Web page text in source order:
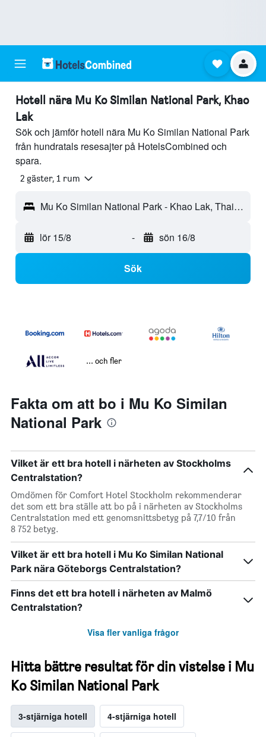
Hotell nära Mu Ko Similan National Park, Khao
Lak
Sök och jämför hotell nära Mu Ko Similan National Park
från hundratals resesajter på HotelsCombined och
spara.
2 gäster, 1 rum
Mu Ko Similan National Park - Khao Lak, Thailand
lör 15/8 - sön 16/8
Sök
... och fler
Fakta om att bo i Mu Ko Similan
National Park
Vilket är ett bra hotell i närheten av Stockholms
Centralstation?
Omdömen för Comfort Hotel Stockholm rekommenderar
det som ett bra ställe att bo på i närheten av Stockholms
Centralstation med ett genomsnittsbetyg på 7,7/10 från
8 752 betyg.
Vilket är ett bra hotell i Mu Ko Similan National
Park nära Göteborgs Centralstation?
Finns det ett bra hotell i närheten av Malmö
Centralstation?
Visa fler vanliga frågor
Hitta bättre resultat för din vistelse i Mu
Ko Similan National Park
3-stjärniga hotell 4-stjärniga hotell